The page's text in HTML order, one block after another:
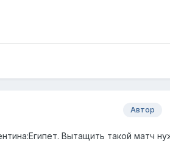
Автор
Вытащить такой матч